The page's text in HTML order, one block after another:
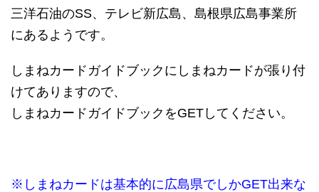
三洋石油のSS、テレビ新広島、島根県広島事業所
にあるようです。
しまねカードガイドブックにしまねカードが張り付
けてありますので、
しまねカードガイドブックをGETしてください。
※しまねカードは基本的に広島県でしかGET出来な